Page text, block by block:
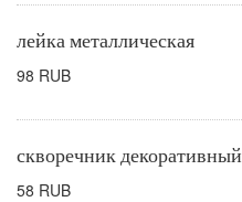
лейка металлическая
98 RUB
скворечник декоративный
58 RUB